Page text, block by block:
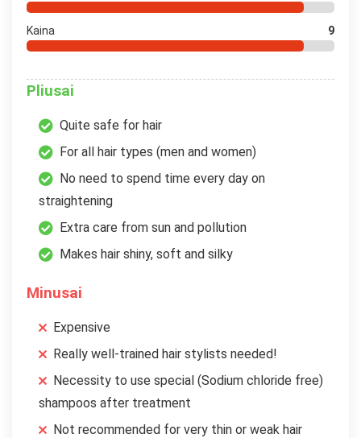
Kaina 9
Pliusai
Quite safe for hair
For all hair types (men and women)
No need to spend time every day on
straightening
Extra care from sun and pollution
Makes hair shiny, soft and silky
Minusai
Expensive
Really well-trained hair stylists needed!
Necessity to use special (Sodium chloride free)
shampoos after treatment
Not recommended for very thin or weak hair